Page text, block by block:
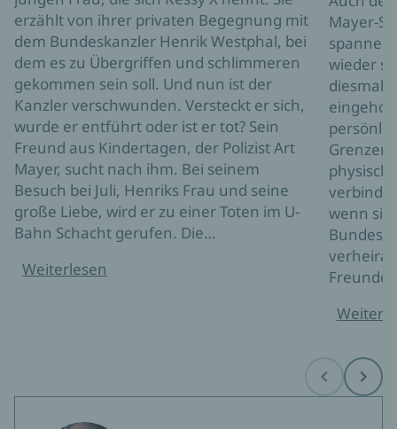
erzählt von ihrer privaten Begegnung mit
dem Bundeskanzler Henrik Westphal, bei
dem es zu Übergriffen und schlimmeren
gekommen sein soll. Und nun ist der
Kanzler verschwunden. Versteckt er sich,
wurde er entführt oder ist er tot? Sein
Freund aus Kindertagen, der Polizist Art
Mayer, sucht nach ihm. Bei seinem
Besuch bei Juli, Henriks Frau und seine
große Liebe, wird er zu einer Toten im U-
Bahn Schacht gerufen. Die…
Weiterlesen
Mayer-
wieder
diesmal
Grenzen
wenn sie
Before Next